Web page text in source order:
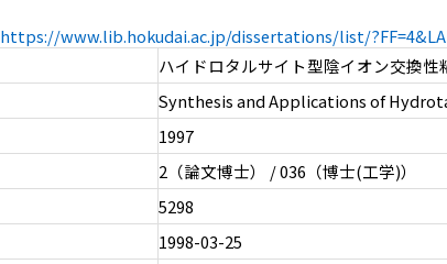
https://www.lib.hokudai.ac.jp/dissertations/list/
ハイドロタルサイト型陰イオン交換性
Synthesis and Applications of
1997
2（論文博士） / 036（博士(工学)）
5298
1998-03-25